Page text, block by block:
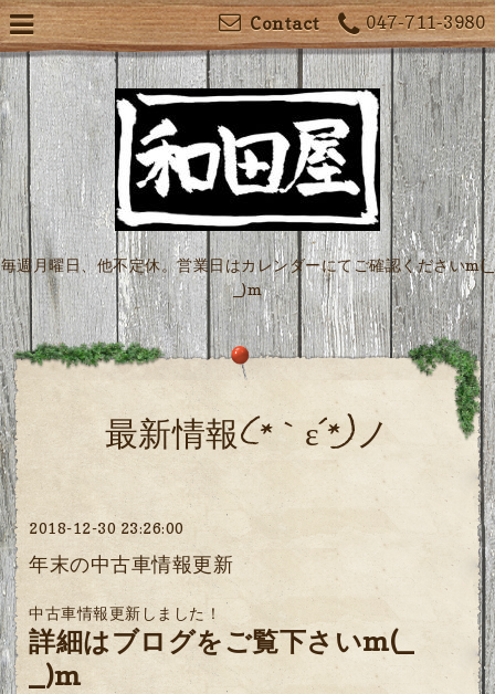
047-711-3980
Contact
毎週月曜日、他不定休。営業日はカレンダーにてご確認くださいm(_
_)m
最新情報(*｀ε´*)ノ
2018-12-30 23:26:00
年末の中古車情報更新
中古車情報更新しました！
詳細はブログをご覧下さいm(_
_)m